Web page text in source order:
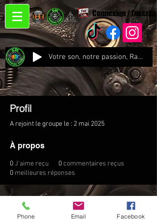
Connexion /
Votre son, notre passion, Radio CJC Recording Studio , là où chaque note prend vie !
Profil
A rejoint le groupe le : 2 mai 2025
À propos
0J'aime reçu 0commentaires reçus
0 meilleures réponses
Phone Email Facebook